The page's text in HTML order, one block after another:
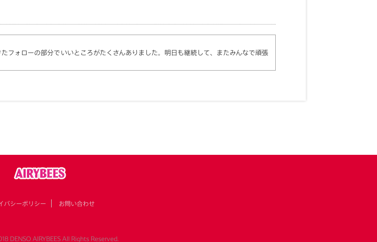
フォローの部分でいいところがたくさんありました。明日も継続して、またみんなで頑張
バシーポリシー お問い合わせ
DENSO AIRYBEES All Rights Reserved.